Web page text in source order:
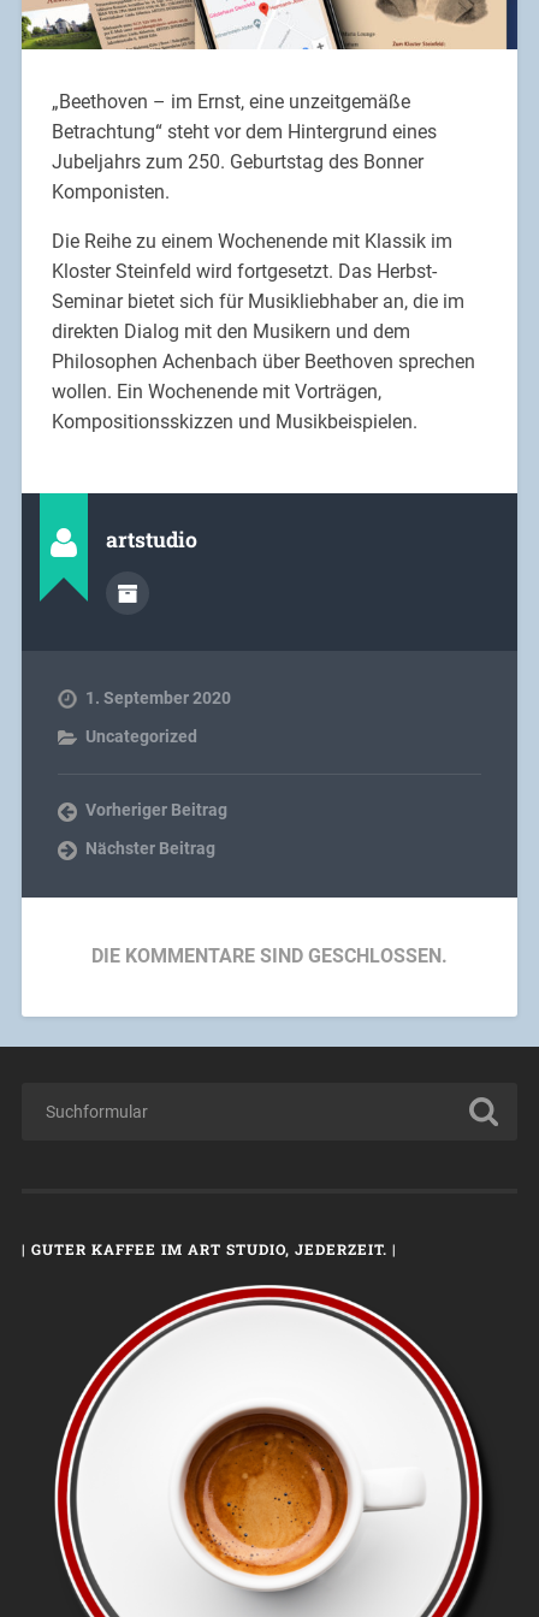
„Beethoven – im Ernst, eine unzeitgemäße
Betrachtung“ steht vor dem Hintergrund eines
Jubeljahrs zum 250. Geburtstag des Bonner
Komponisten.
Die Reihe zu einem Wochenende mit Klassik im
Kloster Steinfeld wird fortgesetzt. Das Herbst-
Seminar bietet sich für Musikliebhaber an, die im
direkten Dialog mit den Musikern und dem
Philosophen Achenbach über Beethoven sprechen
wollen. Ein Wochenende mit Vorträgen,
Kompositionsskizzen und Musikbeispielen.
artstudio
1. September 2020
Uncategorized
Vorheriger Beitrag
Nächster Beitrag
DIE KOMMENTARE SIND GESCHLOSSEN.
| GUTER KAFFEE IM ART STUDIO, JEDERZEIT. |